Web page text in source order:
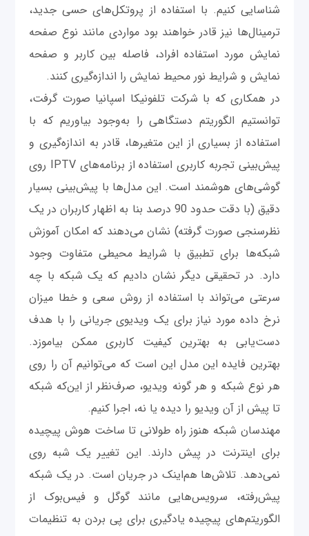
شناسایی کنیم. با استفاده از پروتکل‌های حسی جدید،
ترمینال‌ها نیز قادر خواهند بود مواردی مانند نوع صفحه
نمایش مورد استفاده افراد، فاصله بین کاربر و صفحه
نمایش و شرایط نور محیط نمایش را اندازه‌گیری کنند.
در همکاری که با شرکت تلفونیکا اسپانیا صورت گرفت،
توانستیم الگوریتم دستگاهی را به‌وجود بیاوریم که با
استفاده از بسیاری از این متغیرها، قادر به اندازه‌گیری و
پیش‌بینی تجربه کاربری استفاده از برنامه‌های IPTV روی
گوشی‌های هوشمند است. این مدل‌ها با پیش‌بینی بسیار
دقیق (با دقت حدود 90 درصد بنا به اظهار کاربران در یک
نظرسنجی صورت گرفته) نشان می‌دهند که امکان آموزش
شبکه‌ها برای تطبیق با شرایط محیطی متفاوت وجود
دارد. در تحقیقی دیگر نشان دادیم که یک شبکه با چه
سرعتی می‌تواند با استفاده از روش سعی و خطا میزان
نرخ داده مورد نیاز برای یک ویدیوی جریانی را با هدف
دست‌یابی به بهترین کیفیت کاربری ممکن بیاموزد.
بهترین فایده این مدل این است که می‌توانیم آن را روی
هر نوع شبکه و هر گونه ویدیو، صرف‌نظر از این‌که شبکه
تا پیش از آن ویدیو را دیده یا نه، اجرا کنیم.
مهندسان شبکه هنوز راه طولانی تا ساخت هوش پیچیده
برای اینترنت در پیش دارند. این تغییر یک‌ شبه روی
نمی‌دهد. تلاش‌ها هم‌اینک در جریان است. در یک شبکه
پیش‌رفته، سرویس‌هایی مانند گوگل و فیس‌بوک از
الگوریتم‌های پیچیده یادگیری برای پی بردن به تنظیمات